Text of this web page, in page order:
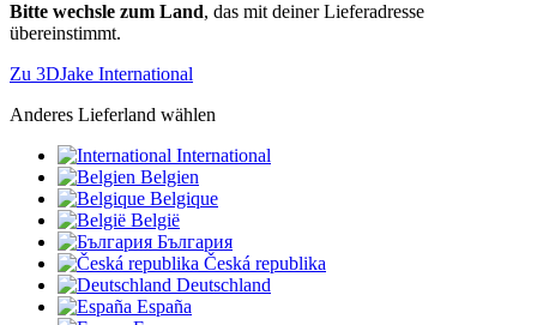
Bitte wechsle zum Land, das mit deiner Lieferadresse
übereinstimmt.
Zu 3DJake International
Anderes Lieferland wählen
International
Belgien
Belgique
België
България
Česká republika
Deutschland
España